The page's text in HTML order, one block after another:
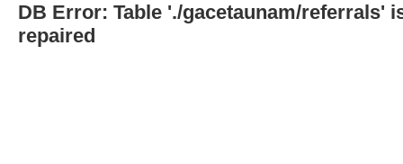
DB Error: Table './gacetaunam/referrals'
repaired